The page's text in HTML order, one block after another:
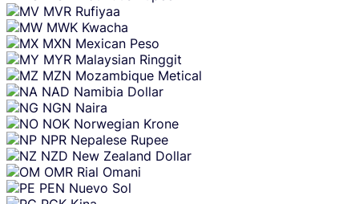
MVR Rufiyaa
MWK Kwacha
MXN Mexican Peso
MYR Malaysian Ringgit
MZN Mozambique Metical
NAD Namibia Dollar
NGN Naira
NOK Norwegian Krone
NPR Nepalese Rupee
NZD New Zealand Dollar
OMR Rial Omani
PEN Nuevo Sol